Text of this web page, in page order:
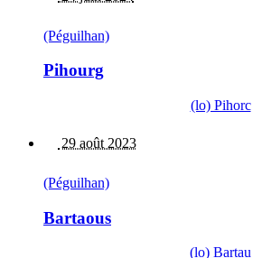
(Péguilhan)
Pihourg
(lo) Pihorc
29 août 2023
(Péguilhan)
Bartaous
(lo) Bartau